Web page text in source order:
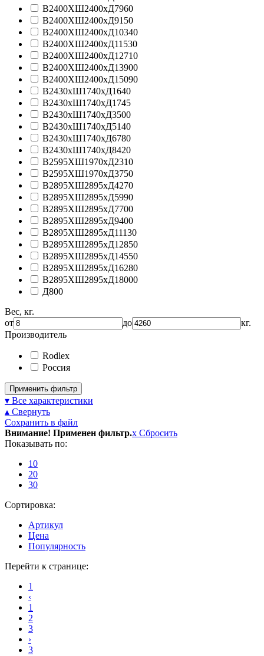
В2400ХШ2400хД7960
В2400ХШ2400хД9150
В2400ХШ2400хД10340
В2400ХШ2400хД11530
В2400ХШ2400хД12710
В2400ХШ2400хД13900
В2400ХШ2400хД15090
В2430хШ1740хД1640
В2430хШ1740хД1745
В2430хШ1740хД3500
В2430хШ1740хД5140
В2430хШ1740хД6780
В2430хШ1740хД8420
В2595ХШ1970хД2310
В2595ХШ1970хД3750
В2895ХШ2895хД4270
В2895ХШ2895хД5990
В2895ХШ2895хД7700
В2895ХШ2895хД9400
В2895ХШ2895хД11130
В2895ХШ2895хД12850
В2895ХШ2895хД14550
В2895ХШ2895хД16280
В2895ХШ2895хД18000
Д800
Вес, кг.
от
до
кг.
Производитель
Rodlex
Россия
Применить фильтр
▾ Все характеристики
▴ Свернуть
Сохранить в файл
Внимание! Применен фильтр.x Сбросить
Показывать по:
10
20
30
Сортировка:
Артикул
Цена
Популярность
Перейти к странице:
1
‹
1
2
3
›
3